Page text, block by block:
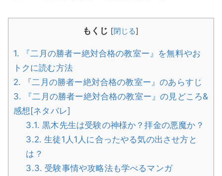
もくじ [閉じる]
1. 『二月の勝者ー絶対合格の教室ー』を無料やお
トクに読む方法
2. 『二月の勝者ー絶対合格の教室ー』のあらすじ
3. 『二月の勝者ー絶対合格の教室ー』の見どころ&
感想[ネタバレ]
3.1. 黒木先生は受験の神様か？拝金の悪魔か？
3.2. 生徒1人1人に合ったやる気の出させ方と
は？
3.3. 受験事情や攻略法も学べるマンガ